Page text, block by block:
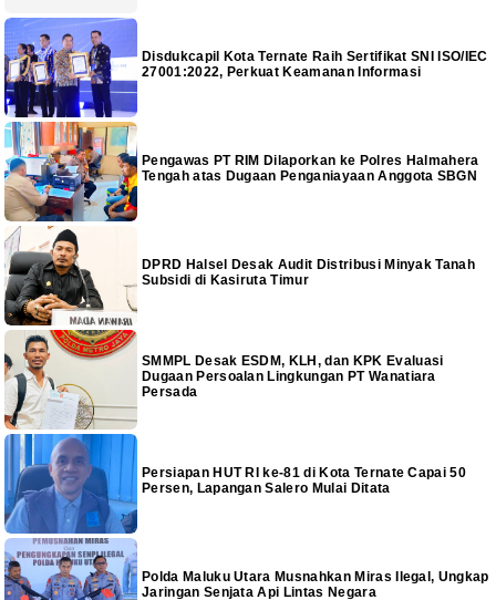
Disdukcapil Kota Ternate Raih Sertifikat SNI ISO/IEC
27001:2022, Perkuat Keamanan Informasi
Pengawas PT RIM Dilaporkan ke Polres Halmahera
Tengah atas Dugaan Penganiayaan Anggota SBGN
DPRD Halsel Desak Audit Distribusi Minyak Tanah
Subsidi di Kasiruta Timur
SMMPL Desak ESDM, KLH, dan KPK Evaluasi
Dugaan Persoalan Lingkungan PT Wanatiara
Persada
Persiapan HUT RI ke-81 di Kota Ternate Capai 50
Persen, Lapangan Salero Mulai Ditata
Polda Maluku Utara Musnahkan Miras Ilegal, Ungkap
Jaringan Senjata Api Lintas Negara